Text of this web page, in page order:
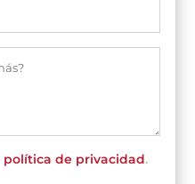
política de privacidad.